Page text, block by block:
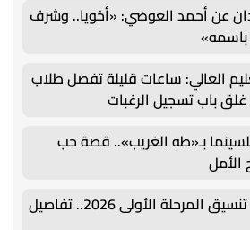
عن أحمد العوضي: «أخويا.. وشرف
باسمه»
العالي: ساعات قليلة تفصل طلاب
غلق باب تسجيل الرغبات
بـ«طه الغريب».. قصة حب
الأمل
الأولى 2026.. تفاصيل